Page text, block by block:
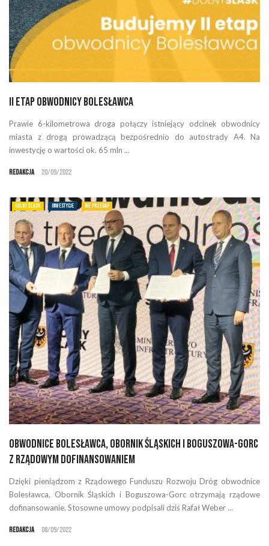
II etap obwodnicy Bolesławca
Prawie 6-kilometrowa droga połączy istniejący odcinek obwodnicy
miasta z drogą prowadzącą bezpośrednio do autostrady A4. Na
inwestycję o wartości ok. 65 mln ...
Redakcja 20/09/2022
DOLNY ŚLĄSK INWESTYCJE NIE PRZEGAP
Obwodnice Bolesławca, Obornik Śląskich i Boguszowa-Gorc
z rządowym dofinansowaniem
Dzięki pieniądzom z Rządowego Funduszu Rozwoju Dróg obwodnice
Bolesławca, Obornik Śląskich i Boguszowa-Gorc otrzymają rządowe
dofinansowanie. Stosowne umowy podpisali dziś Rafał Weber ...
Redakcja 08/09/2022